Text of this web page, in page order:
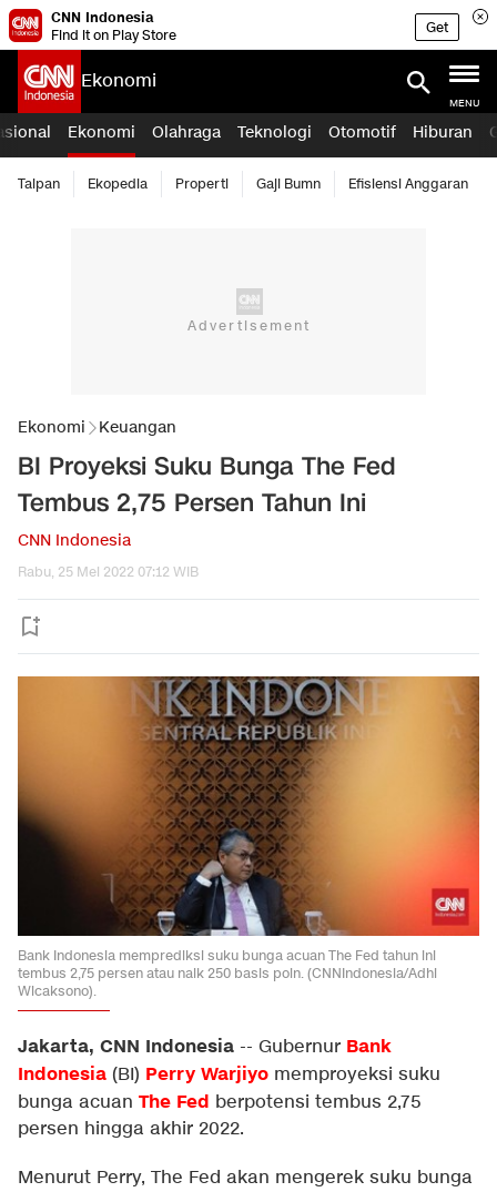
CNN Indonesia
Find it on Play Store
Get
Ekonomi
MENU
Ekonomi Olahraga Teknologi Otomotif Hiburan
Taipan Ekopedia Properti Gaji Bumn Efisiensi Anggaran
Ekonomi Keuangan
BI Proyeksi Suku Bunga The Fed
Tembus 2,75 Persen Tahun Ini
CNN Indonesia
Rabu, 25 Mei 2022 07:12 WIB
Bank Indonesia memprediksi suku bunga acuan The Fed tahun ini
tembus 2,75 persen atau naik 250 basis poin. (CNNIndonesia/Adhi
Wicaksono).
Jakarta, CNN Indonesia -- Gubernur Bank
Indonesia (BI) Perry Warjiyo memproyeksi suku
bunga acuan The Fed berpotensi tembus 2,75
persen hingga akhir 2022.
Menurut Perry, The Fed akan mengerek suku bunga